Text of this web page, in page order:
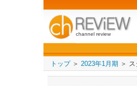
channel review
トップ＞ 2023年1月期 ＞ ス